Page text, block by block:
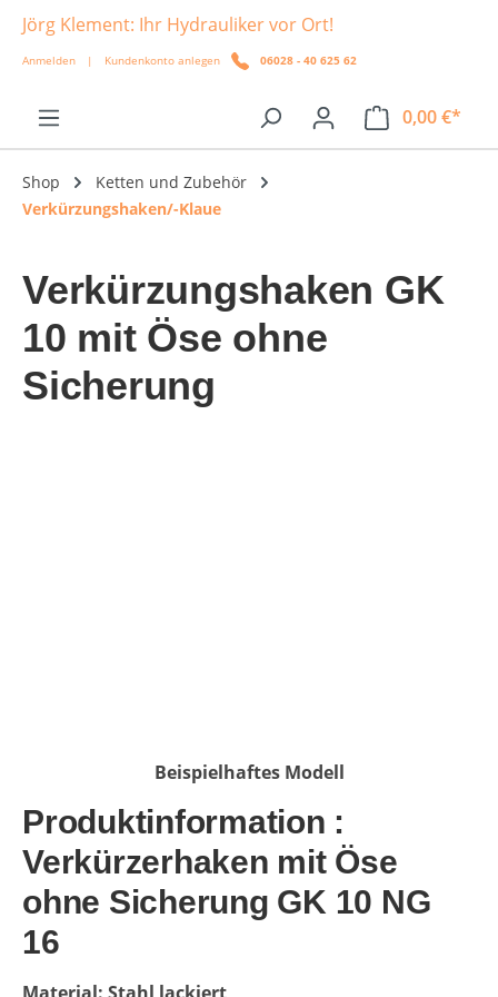
springen
Jörg Klement: Ihr Hydrauliker vor Ort!
Anmelden | Kundenkonto anlegen 06028 - 40 625 62
0,00 €*
Shop
Ketten und Zubehör
Verkürzungshaken/-Klaue
Verkürzungshaken GK
10 mit Öse ohne
Sicherung
Beispielhaftes Modell
Produktinformation :
Verkürzerhaken mit Öse
ohne Sicherung GK 10 NG
16